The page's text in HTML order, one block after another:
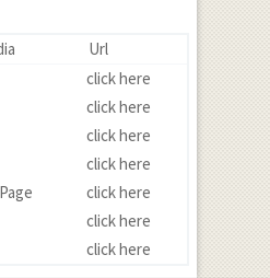
Url
click here
click here
click here
click here
click here
click here
click here